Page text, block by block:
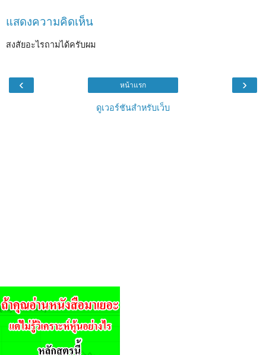
แสดงความคิดเห็น
สงสัยอะไรถามได้ครับผม
‹ ›
หน้าแรก
ดูเวอร์ชันสำหรับเว็บ